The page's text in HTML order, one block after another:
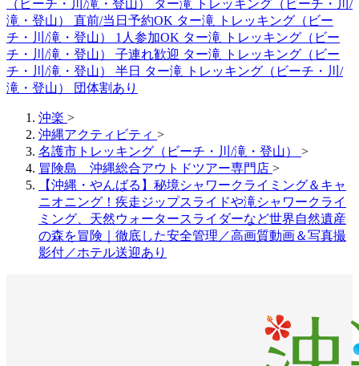
（ビーチ・川/滝・登山）
ター滝 トレッキング（ビーチ・川/
滝・登山） 直前/当日予約OK ター滝 トレッキング（ビー
チ・川/滝・登山） 1人参加OK ター滝 トレッキング（ビー
チ・川/滝・登山） 子連れ歓迎 ター滝 トレッキング（ビー
チ・川/滝・登山） 半日 ター滝 トレッキング（ビーチ・川/
滝・登山） 団体割あり
沖楽 >
沖縄アクティビティ >
名護市トレッキング（ビーチ・川/滝・登山） >
冒険島 沖縄総合アウトドツアー専門店 >
【沖縄・やんばる】秘境シャワークライミング＆キャ
ニオニング！疾走ジップスライドや滝シャワークライ
ミング、天然ウォータースライダーなど世界自然遺産
の森を冒険｜徹底した安全管理／高画質動画＆写真撮
影付／ホテル送迎あり